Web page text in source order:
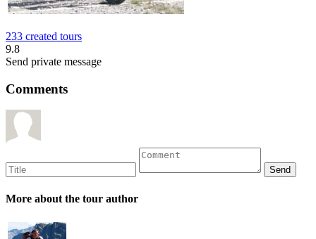
233 created tours
9.8
Send private message
Comments
More about the tour author